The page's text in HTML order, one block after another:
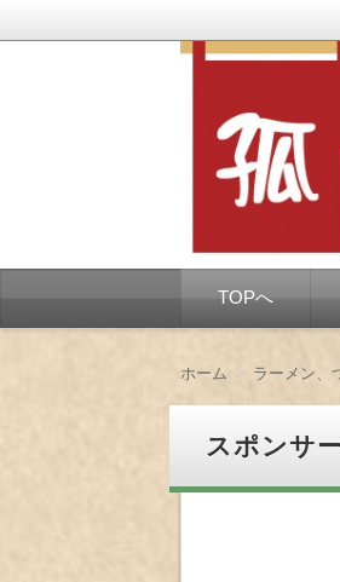
孤高の
千葉市を中心と
TOPへ
ホーム ラーメン、
スポンサ